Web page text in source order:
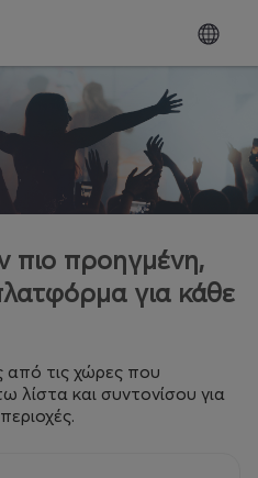
πιο προηγμένη,
για κάθε
από τις χώρες που
λίστα και συντονίσου για